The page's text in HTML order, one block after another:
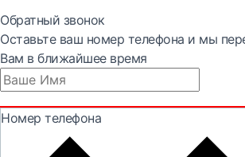
Обратный звонок
Оставьте ваш номер телефона и мы
Вам в ближайшее время
Номер телефона